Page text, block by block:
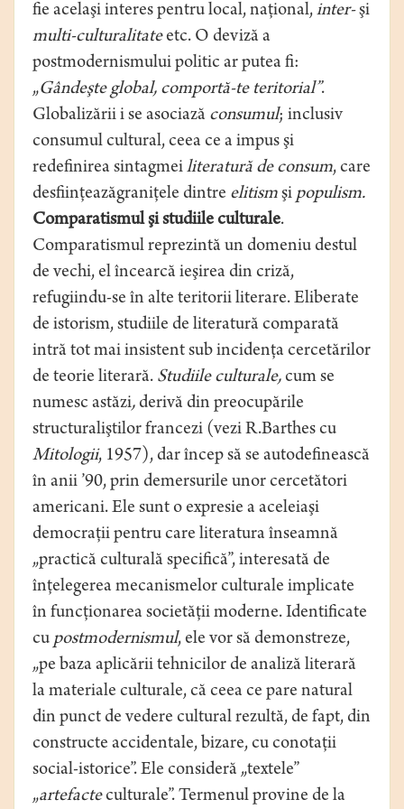
fie acelaşi interes pentru local, naţional,inter-şi
multi-culturalitateetc. O deviză a
postmodernismului politic ar putea fi:
„Gândeşte global, comportă-te teritorial”.
Globalizării i se asociază consumul; inclusiv
consumul cultural, ceea ce a impus şi
redefinirea sintagmeiliteratură de consum, care
desfiinţeazăgraniţele dintre elitismşi populism.
Comparatismul şi studiile culturale.
Comparatismul reprezintă un domeniu destul
de vechi, el încearcă ieşirea din criză,
refugiindu-se în alte teritorii literare. Eliberate
de istorism, studiile de literatură comparată
intră tot mai insistent sub incidenţa cercetărilor
de teorie literară. Studiile culturale, cum se
numesc astăzi, derivă din preocupările
structuraliştilor francezi (vezi R.Barthes cu
Mitologii, 1957), dar încep să se autodefinească
în anii ’90, prin demersurile unor cercetători
americani. Ele sunt o expresie a aceleiaşi
democraţii pentru care literatura înseamnă
„practică culturală specifică”, interesată de
înţelegerea mecanismelor culturale implicate
în funcţionarea societăţii moderne. Identificate
cu postmodernismul, ele vor să demonstreze,
„pe baza aplicării tehnicilor de analiză literară
la materiale culturale, că ceea ce pare natural
din punct de vedere cultural rezultă, de fapt, din
constructe accidentale, bizare, cu conotaţii
social-istorice”. Ele consideră „textele”
„artefacteculturale”. Termenul provine de la